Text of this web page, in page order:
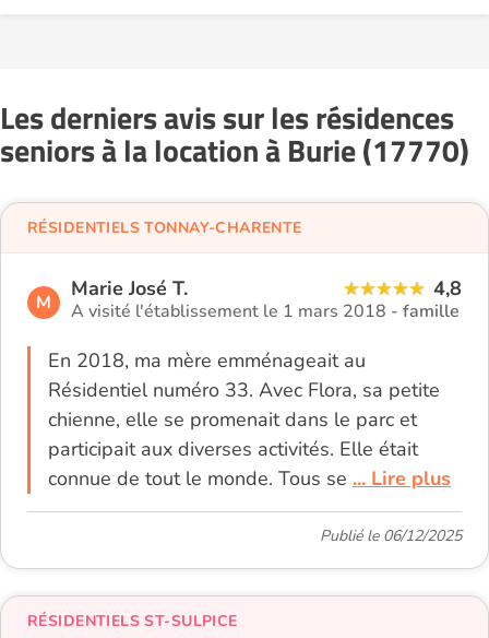
Les derniers avis sur les résidences
seniors à la location à Burie (17770)
M
Marie José T. 4,8
A visité l'établissement le 1 mars 2018 - famille
En 2018, ma mère emménageait au
Résidentiel numéro 33. Avec Flora, sa petite
chienne, elle se promenait dans le parc et
participait aux diverses activités. Elle était
connue de tout le monde. Tous se ... Lire plus
RÉSIDENTIELS TONNAY-CHARENTE
Publié le 06/12/2025
RÉSIDENTIELS ST-SULPICE